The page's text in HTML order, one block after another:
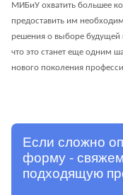
Стоимость
Клуб выпускников
Истории
МИБиУ охватить большее
предоставить им
решения о выборе
что это станет еще одним
нового поколения
Если сложно
форму -
подходящую